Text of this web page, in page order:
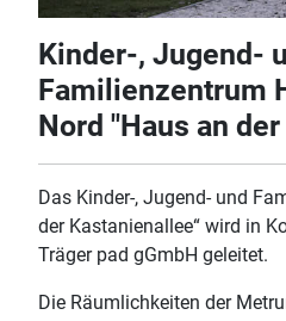
Kinder-, Jugend-
Familienzentrum
Nord "Haus an
Das Kinder-, Jugend- und
der Kastanienallee“ wird in
Träger pad gGmbH geleitet.
Die Räumlichkeiten der